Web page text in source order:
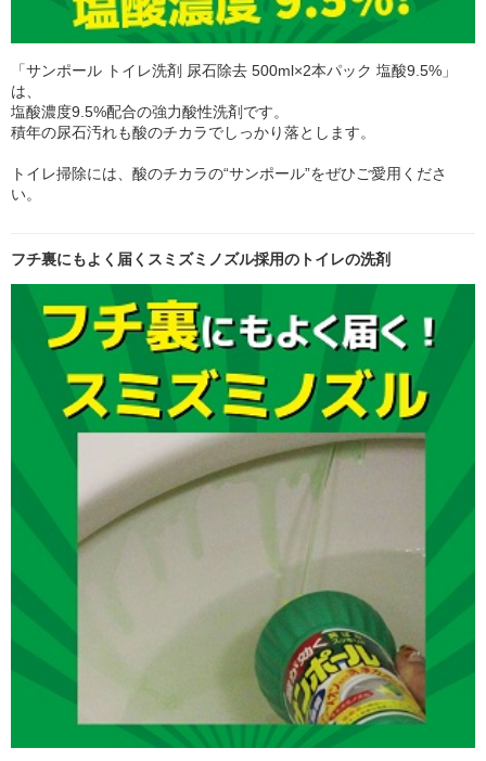
「サンポール トイレ洗剤 尿石除去 500ml×2本パック 塩酸9.5%」
は、
塩酸濃度9.5%配合の強力酸性洗剤です。
積年の尿石汚れも酸のチカラでしっかり落とします。
トイレ掃除には、酸のチカラの“サンポール”をぜひご愛用くださ
い。
フチ裏にもよく届くスミズミノズル採用のトイレの洗剤